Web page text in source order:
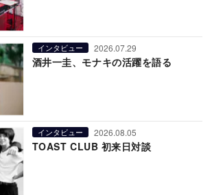
インタビュー 2026.07.29
酒井一圭、モナキの活躍を語る
インタビュー 2026.08.05
TOAST CLUB 初来日対談